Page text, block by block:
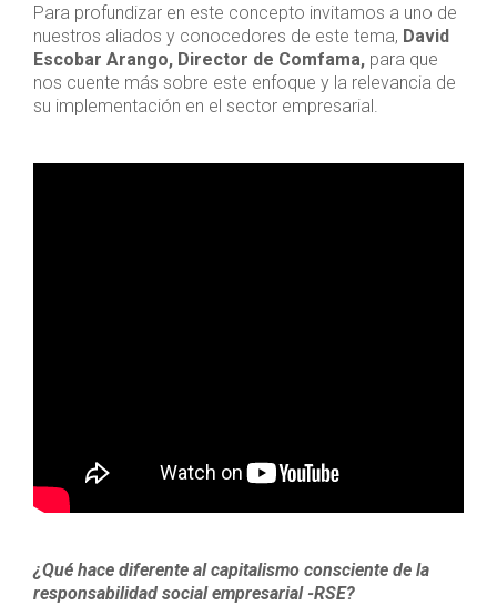
Para profundizar en este concepto invitamos a uno de
nuestros aliados y conocedores de este tema, David
Escobar Arango, Director de Comfama, para que
nos cuente más sobre este enfoque y la relevancia de
su implementación en el sector empresarial.
¿Qué hace diferente al capitalismo consciente de la
responsabilidad social empresarial -RSE?